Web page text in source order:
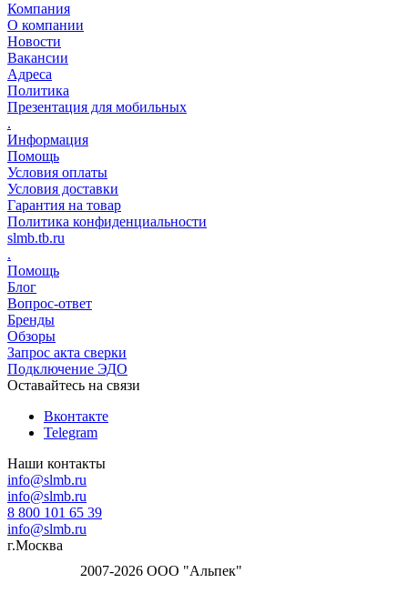
Компания
О компании
Новости
Вакансии
Адреса
Политика
Презентация для мобильных
.
Информация
Помощь
Условия оплаты
Условия доставки
Гарантия на товар
Политика конфиденциальности
slmb.tb.ru
.
Помощь
Блог
Вопрос-ответ
Бренды
Обзоры
Запрос акта сверки
Подключение ЭДО
Оставайтесь на связи
Вконтакте
Telegram
Наши контакты
info@slmb.ru
info@slmb.ru
8 800 101 65 39
info@slmb.ru
г.Москва
2007-2026 ООО "Альпек"